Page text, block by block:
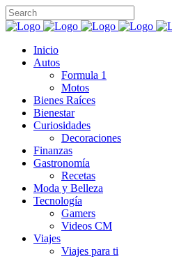
Inicio
Autos
Formula 1
Motos
Bienes Raíces
Bienestar
Curiosidades
Decoraciones
Finanzas
Gastronomía
Recetas
Moda y Belleza
Tecnología
Gamers
Videos CM
Viajes
Viajes para ti